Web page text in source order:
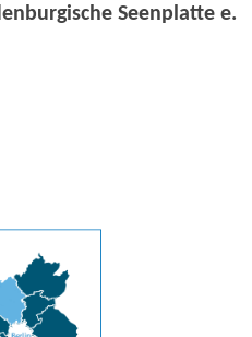
Seenplatte e.